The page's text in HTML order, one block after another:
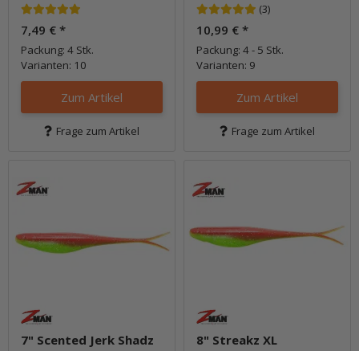
7,49 € *
Packung: 4 Stk.
Varianten: 10
Zum Artikel
Frage zum Artikel
(3)
10,99 € *
Packung: 4 - 5 Stk.
Varianten: 9
Zum Artikel
Frage zum Artikel
7" Scented Jerk Shadz 8" Streakz XL